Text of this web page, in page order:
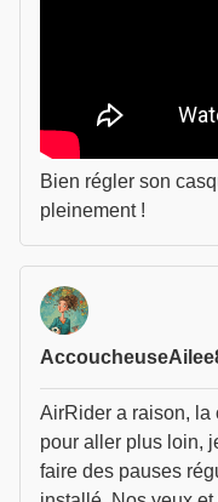
Bien régler son
pleinement !
AirRider a raison, la
pour aller plus loin,
faire des pauses